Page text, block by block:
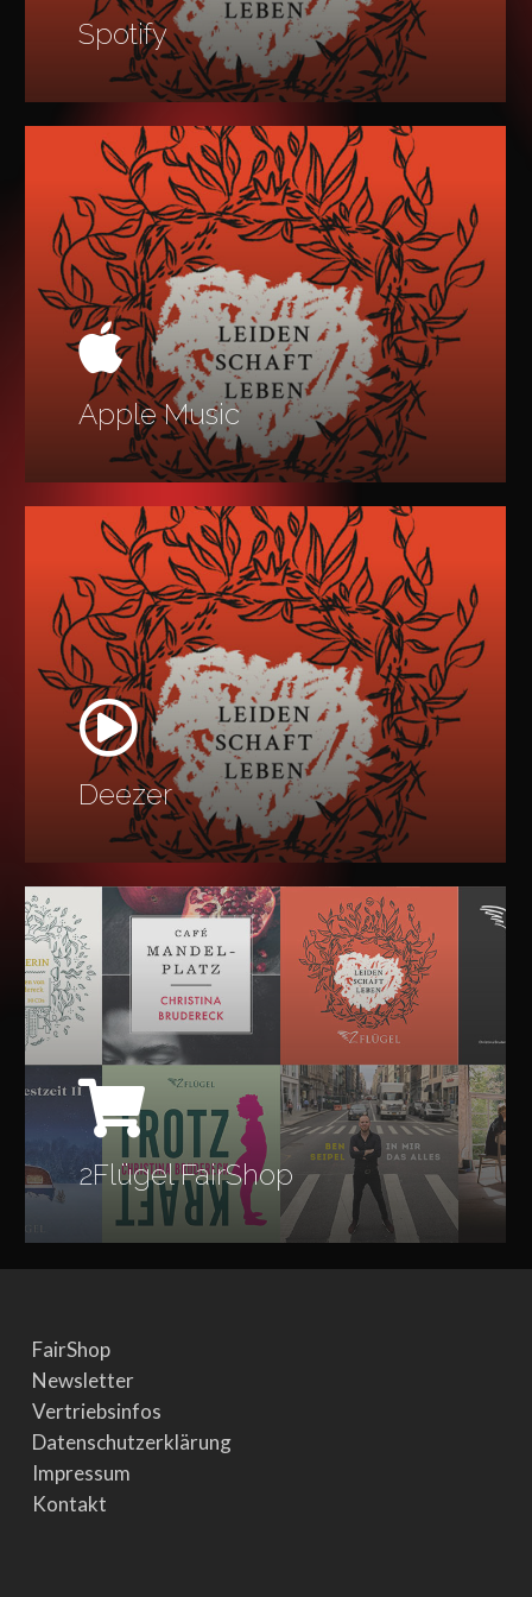
Spotify
Apple Music
Deezer
2Flügel FairShop
Learn
more
FairShop
Newsletter
Vertriebsinfos
Datenschutzerklärung
Impressum
Kontakt